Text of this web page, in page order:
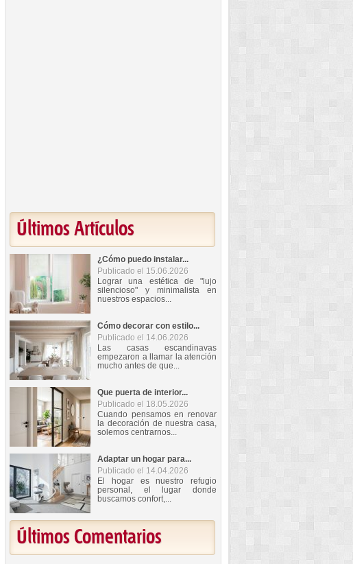
Últimos Artículos
¿Cómo puedo instalar...
Publicado el 15.06.2026
Lograr una estética de "lujo
silencioso" y minimalista en
nuestros espacios...
Cómo decorar con estilo...
Publicado el 14.06.2026
Las casas escandinavas
empezaron a llamar la atención
mucho antes de que...
Que puerta de interior...
Publicado el 18.05.2026
Cuando pensamos en renovar
la decoración de nuestra casa,
solemos centrarnos...
Adaptar un hogar para...
Publicado el 14.04.2026
El hogar es nuestro refugio
personal, el lugar donde
buscamos confort,...
Últimos Comentarios